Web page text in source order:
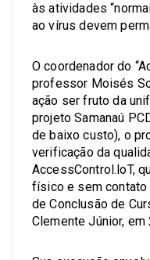
às atividades
ao vírus devem
O coordenador do
professor Moisés
ação ser fruto da
projeto Samanaú
de baixo custo), o
verificação da
AccessControl.loT,
físico e sem contato
de Conclusão de
Clemente Júnior, em